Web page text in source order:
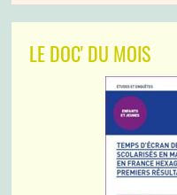
LE DOC' DU MOIS